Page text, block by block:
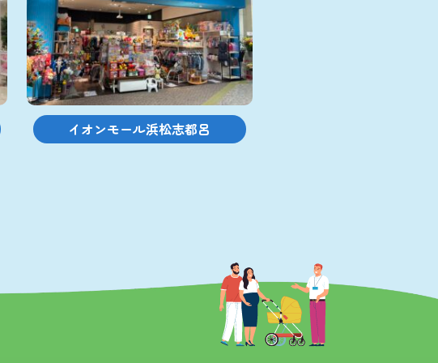
イオンモール浜松志都呂